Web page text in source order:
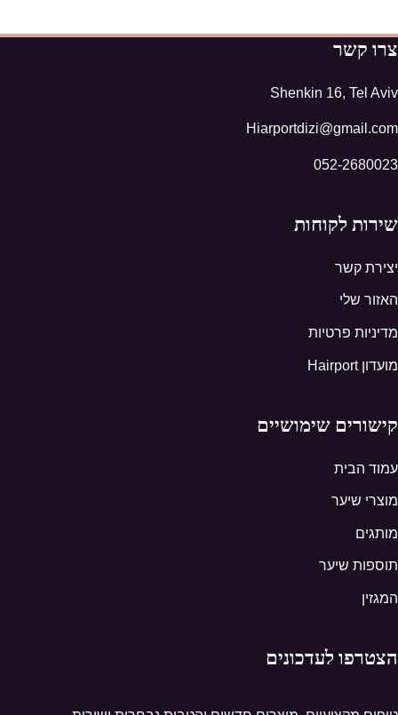
צרו קשר
Shenkin 16, Tel Aviv
Hiarportdizi@gmail.com
052-2680023
שירות לקוחות
יצירת קשר
האזור שלי
מדיניות פרטיות
מועדון Hairport
קישורים שימושיים
עמוד הבית
מוצרי שיער
מותגים
תוספות שיער
המגזין
הצטרפו לעדכונים